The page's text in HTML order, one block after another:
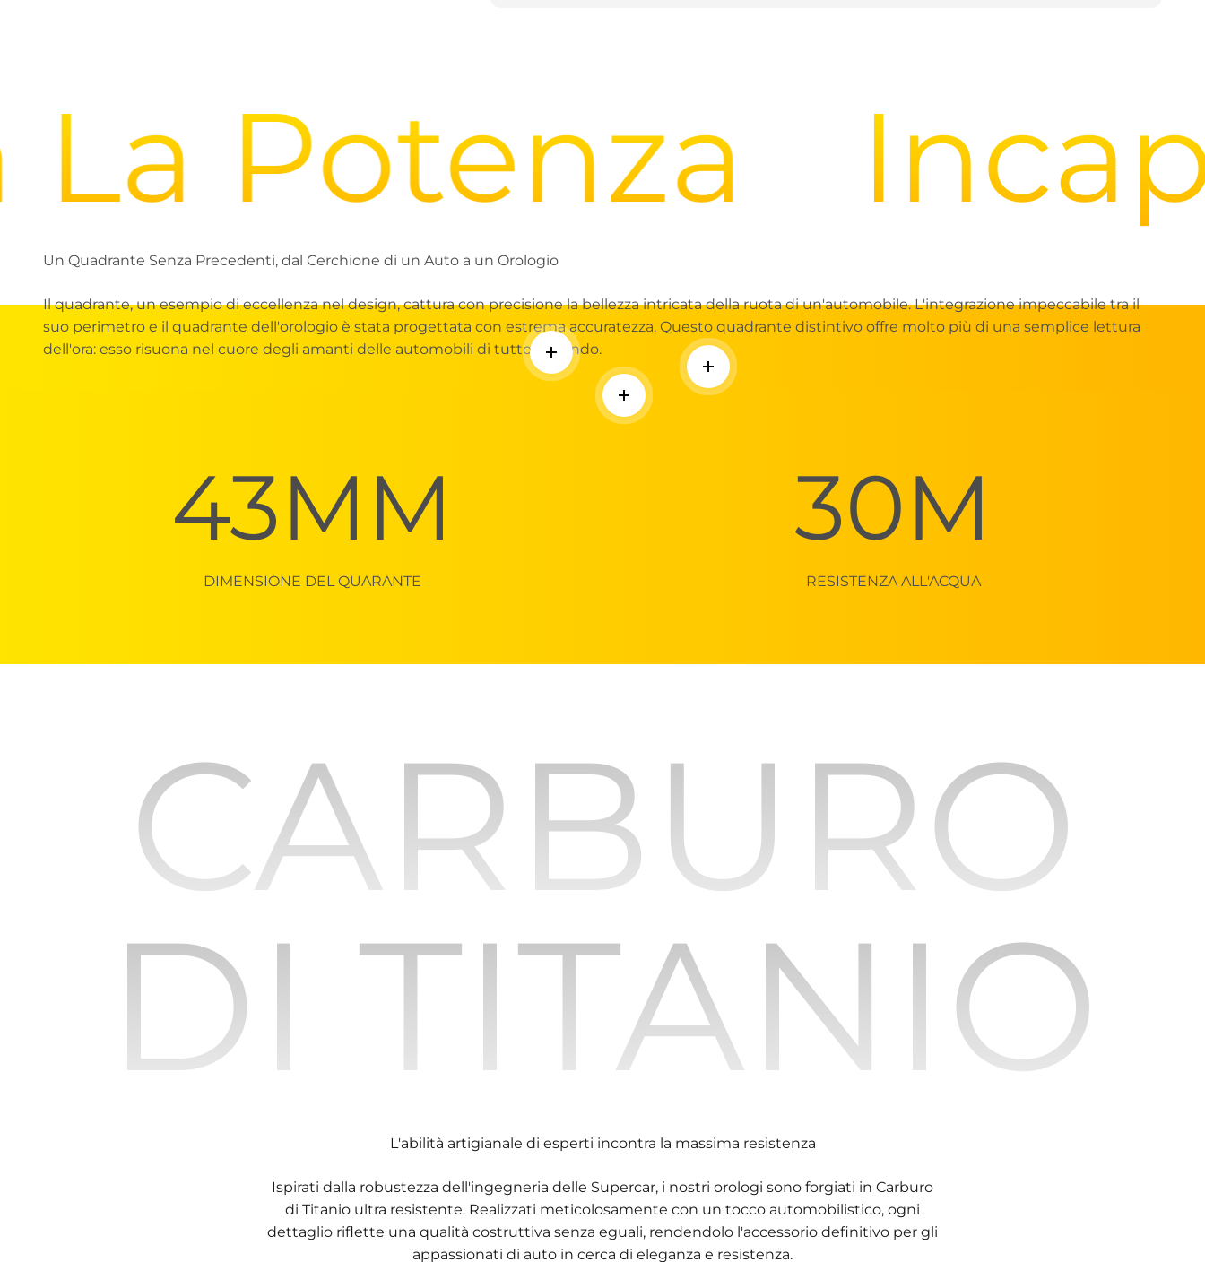
Potenza
Un Quadrante Senza Precedenti, dal Cerchione di un Auto a un Orologio
Il quadrante, un esempio di eccellenza nel design, cattura con precisione la bellezza intricata della ruota di un'automobile. L'integrazione impeccabile tra il
suo perimetro e il quadrante dell'orologio è stata progettata con estrema accuratezza. Questo quadrante distintivo offre molto più di una semplice lettura
dell'ora: esso risuona nel cuore degli amanti delle automobili di tutto il mondo.
Per saperne di più
Per saperne di più
Per saperne di più
43MM
DIMENSIONE DEL QUARANTE
30M
RESISTENZA ALL'ACQUA
CARBURO
DI TITANIO
L'abilità artigianale di esperti incontra la massima resistenza
Ispirati dalla robustezza dell'ingegneria delle Supercar, i nostri orologi sono forgiati in Carburo
di Titanio ultra resistente. Realizzati meticolosamente con un tocco automobilistico, ogni
dettaglio riflette una qualità costruttiva senza eguali, rendendolo l'accessorio definitivo per gli
appassionati di auto in cerca di eleganza e resistenza.